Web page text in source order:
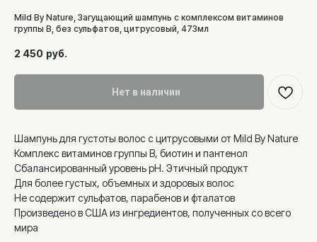
Mild By Nature, Загущающий шампунь с комплексом витаминов
группы B, без сульфатов, цитрусовый, 473мл
2 450 руб.
Нет в наличии
Шампунь для густоты волос с цитрусовыми от Mild By Nature
Комплекс витаминов группы B, биотин и пантенол
Сбалансированный уровень pH. Этичный продукт
Для более густых, объемных и здоровых волос
Не содержит сульфатов, парабенов и фталатов
Произведено в США из ингредиентов, полученных со всего
мира